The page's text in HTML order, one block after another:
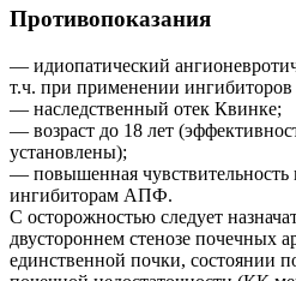
Противопоказания
— идиопатический
т.ч. при применении
— наследственный отек Квинке;
— возраст до 18 лет
установлены);
— повышенная
ингибиторам АПФ.
С осторожностью следует
двустороннем стенозе почечных
единственной почки, состоянии